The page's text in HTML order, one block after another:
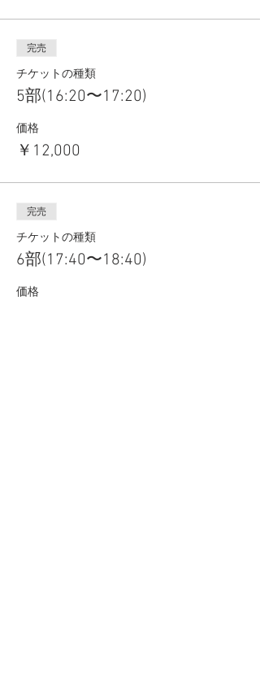
完売
チケットの種類
5部(16:20〜17:20)
価格
￥12,000
完売
チケットの種類
6部(17:40〜18:40)
価格